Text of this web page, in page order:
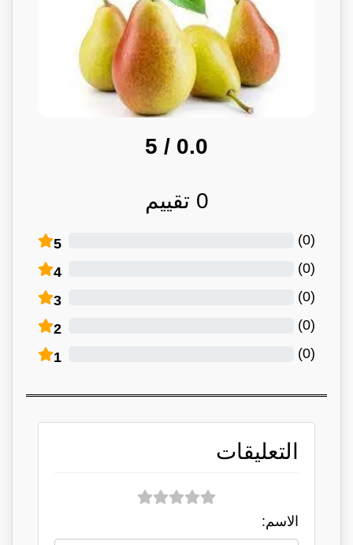
0.0
/ 5
0 تقييم
5 (
0
)
4 (
0
)
3 (
0
)
2 (
0
)
1 (
0
)
التعليقات
الاسم: